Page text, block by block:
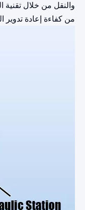
والنقل من خلال
من كفاءة إعادة تدوير